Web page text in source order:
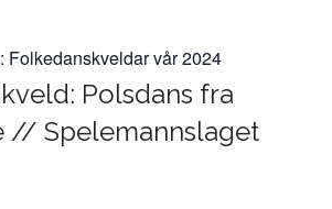
Folkedanskveldar vår 2024
Polsdans fra
// Spelemannslaget